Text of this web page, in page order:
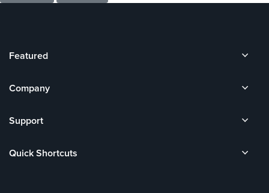
Featured
Company
Support
Quick Shortcuts